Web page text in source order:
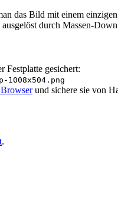
das Bild mit einem
durch Massen-
Festplatte gesichert:
und sichere sie von
.